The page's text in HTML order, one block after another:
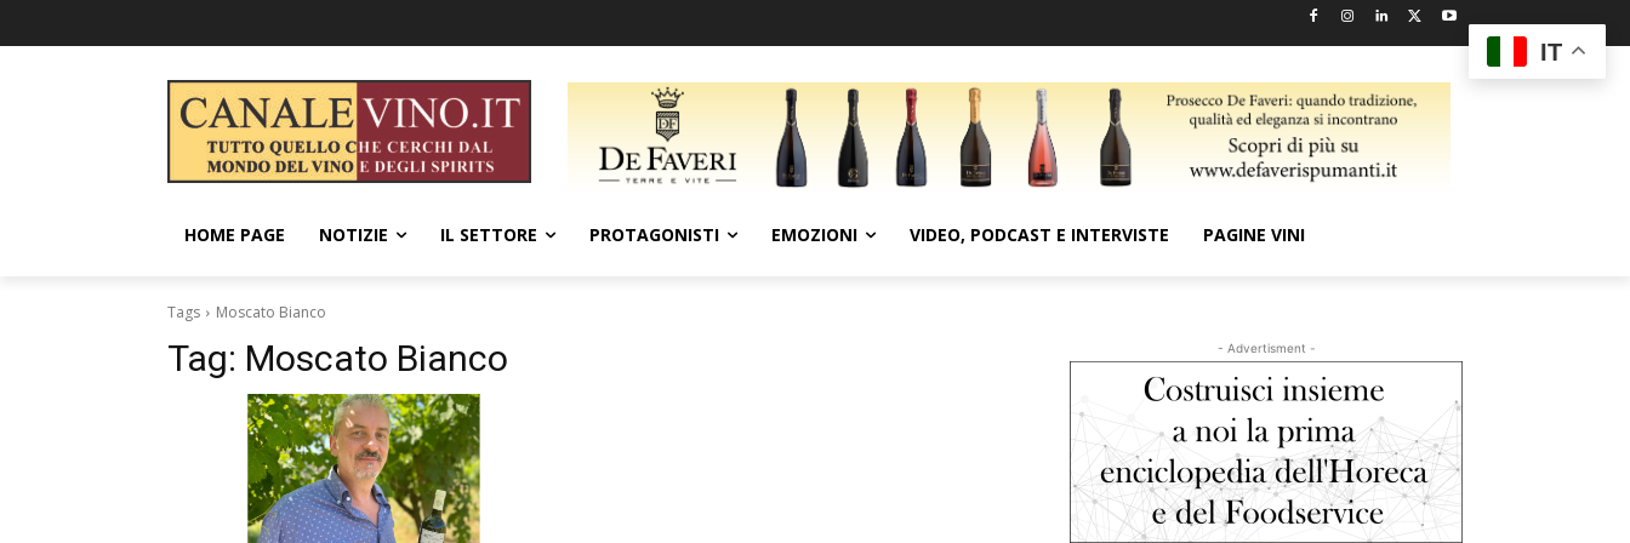
HOME PAGE NOTIZIE IL SETTORE PROTAGONISTI EMOZIONI VIDEO, PODCAST E INTERVISTE PAGINE VINI
Tags Moscato Bianco
Tag: Moscato Bianco - Advertisment -
IT